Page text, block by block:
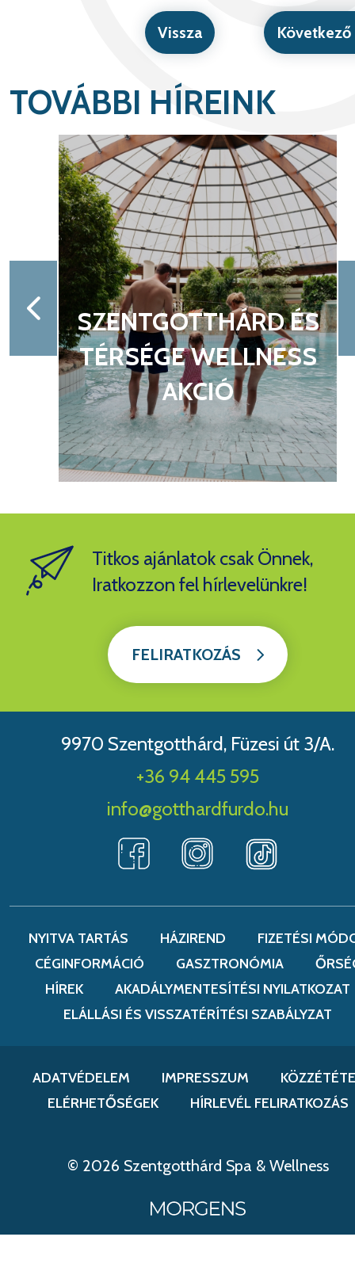
Vissza Következő
TOVÁBBI HÍREINK
SZENTGOTTHÁRD ÉS
TÉRSÉGE WELLNESS
AKCIÓ
Titkos ajánlatok csak Önnek,
Iratkozzon fel hírlevelünkre!
FELIRATKOZÁS
9970 Szentgotthárd, Füzesi út 3/A.
+36 94 445 595
info@gotthardfurdo.hu
NYITVA TARTÁS HÁZIREND
FIZETÉSI
CÉGINFORMÁCIÓ
GASZTRONÓMIA
HÍREK
AKADÁLYMENTESÍTÉSI NYILATKOZAT
ELÁLLÁSI ÉS VISSZATÉRÍTÉSI SZABÁLYZAT
ADATVÉDELEM IMPRESSZUM
ELÉRHETŐSÉGEK
HÍRLEVÉL FELIRATKOZÁS
© 2026 Szentgotthárd Spa & Wellness